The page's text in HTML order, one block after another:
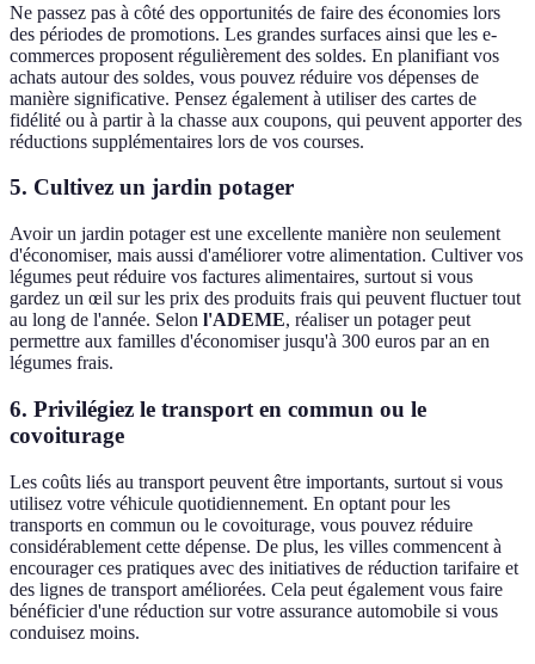
Ne passez pas à côté des opportunités de faire des économies lors
des périodes de promotions. Les grandes surfaces ainsi que les e-
commerces proposent régulièrement des soldes. En planifiant vos
achats autour des soldes, vous pouvez réduire vos dépenses de
manière significative. Pensez également à utiliser des cartes de
fidélité ou à partir à la chasse aux coupons, qui peuvent apporter des
réductions supplémentaires lors de vos courses.
5. Cultivez un jardin potager
Avoir un jardin potager est une excellente manière non seulement
d'économiser, mais aussi d'améliorer votre alimentation. Cultiver vos
légumes peut réduire vos factures alimentaires, surtout si vous
gardez un œil sur les prix des produits frais qui peuvent fluctuer tout
au long de l'année. Selon l'ADEME, réaliser un potager peut
permettre aux familles d'économiser jusqu'à 300 euros par an en
légumes frais.
6. Privilégiez le transport en commun ou le
covoiturage
Les coûts liés au transport peuvent être importants, surtout si vous
utilisez votre véhicule quotidiennement. En optant pour les
transports en commun ou le covoiturage, vous pouvez réduire
considérablement cette dépense. De plus, les villes commencent à
encourager ces pratiques avec des initiatives de réduction tarifaire et
des lignes de transport améliorées. Cela peut également vous faire
bénéficier d'une réduction sur votre assurance automobile si vous
conduisez moins.